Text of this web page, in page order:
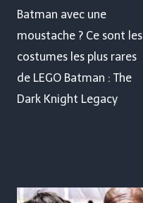
de
l’article
Batman avec une
moustache ? Ce sont les
costumes les plus rares
de LEGO Batman : The
Dark Knight Legacy